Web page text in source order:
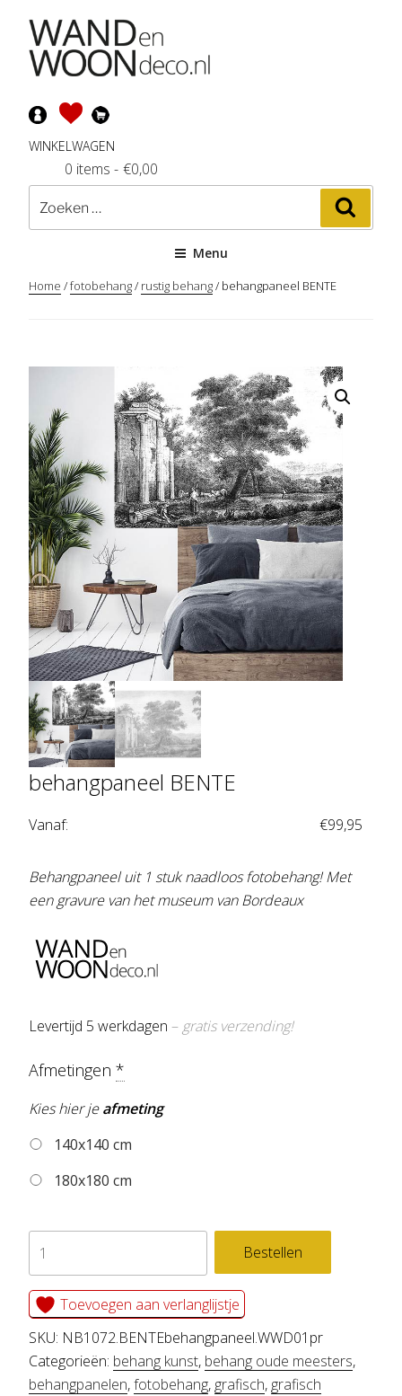
inhoud
WINKELWAGEN
- €0,00
0 items
Zoeken
naar:
Menu
Home /fotobehang/ rustig behang/ behangpaneel BENTE
behangpaneel BENTE
Vanaf: €99,95
Behangpaneel uit 1 stuk naadloos fotobehang! Met
een gravure van het museum van Bordeaux
Levertijd 5 werkdagen – gratis verzending!
Afmetingen *
Kies hier jeafmeting
140x140 cm
180x180 cm
behangpaneel
BENTE
aantal
Bestellen
Toevoegen aan verlanglijstje
SKU: NB1072.BENTEbehangpaneel.WWD01pr
Categorieën: behang kunst, behang oude meesters,
behangpanelen,fotobehang, grafisch, grafisch